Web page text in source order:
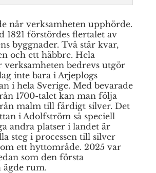
när verksamheten upphörde.
1821 förstördes flertalet av
byggnader. Två står kvar,
och ett häbbre. Hela
verksamheten bedrevs utgör
inte bara i Arjeplogs
i hela Sverige. Med bevarade
1700-talet kan man följa
malm till färdigt silver. Det
i Adolfström så speciell
andra platser i landet är
steg i processen till silver
ett hyttområde. 2025 var
som den första
ägde rum.